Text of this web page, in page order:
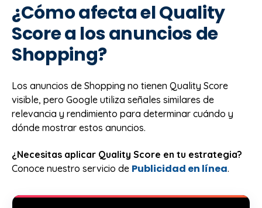
¿Cómo afecta el Quality
Score a los anuncios de
Shopping?
Los anuncios de Shopping no tienen Quality Score
visible, pero Google utiliza señales similares de
relevancia y rendimiento para determinar cuándo y
dónde mostrar estos anuncios.
¿Necesitas aplicar Quality Score en tu estrategia?
Conoce nuestro servicio de Publicidad en línea.